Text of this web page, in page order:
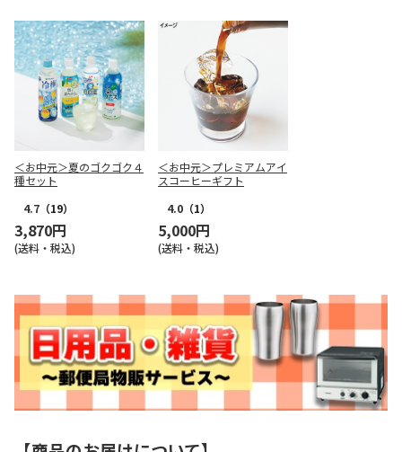
＜お中元＞夏のゴクゴク４
種セット
4.7 （19）
3,870円
(送料・税込)
＜お中元＞プレミアムアイ
スコーヒーギフト
4.0 （1）
5,000円
(送料・税込)